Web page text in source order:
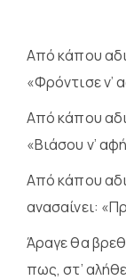
Από κάπου
«Φρόντισε ν’
Από κάπου
«Βιάσου ν’
Από κάπου
ανασαίνει:
Άραγε θα
πως, στ’